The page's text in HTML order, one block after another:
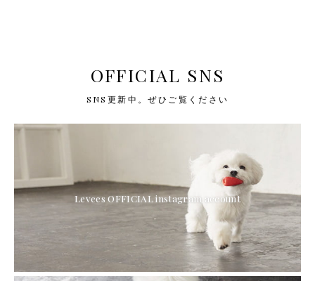
OFFICIAL SNS
SNS更新中。ぜひご覧ください
Levees OFFICIAL instagram account